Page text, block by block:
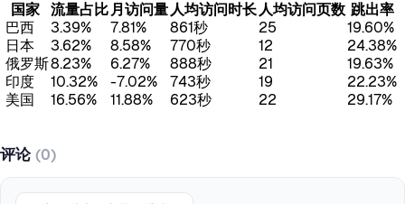
国家 流量占比 月访问量 人均访问时长 人均访问页数 跳出率
巴西
3.39% 7.81% 861秒 25
19.60%
日本
3.62% 8.58% 770秒 12
24.38%
俄罗斯8.23% 6.27% 888秒 21
19.63%
印度
10.32% -7.02% 743秒 19
22.23%
美国
16.56% 11.88% 623秒 22 29.17%
评论(0)